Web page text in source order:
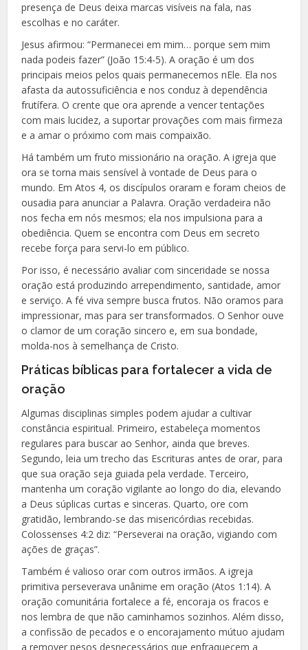
presença de Deus deixa marcas visíveis na fala, nas
escolhas e no caráter.
Jesus afirmou: “Permanecei em mim… porque sem mim
nada podeis fazer” (João 15:4-5). A oração é um dos
principais meios pelos quais permanecemos nEle. Ela nos
afasta da autossuficiência e nos conduz à dependência
frutífera. O crente que ora aprende a vencer tentações
com mais lucidez, a suportar provações com mais firmeza
e a amar o próximo com mais compaixão.
Há também um fruto missionário na oração. A igreja que
ora se torna mais sensível à vontade de Deus para o
mundo. Em Atos 4, os discípulos oraram e foram cheios de
ousadia para anunciar a Palavra. Oração verdadeira não
nos fecha em nós mesmos; ela nos impulsiona para a
obediência. Quem se encontra com Deus em secreto
recebe força para servi-lo em público.
Por isso, é necessário avaliar com sinceridade se nossa
oração está produzindo arrependimento, santidade, amor
e serviço. A fé viva sempre busca frutos. Não oramos para
impressionar, mas para ser transformados. O Senhor ouve
o clamor de um coração sincero e, em sua bondade,
molda-nos à semelhança de Cristo.
Práticas bíblicas para fortalecer a vida de
oração
Algumas disciplinas simples podem ajudar a cultivar
constância espiritual. Primeiro, estabeleça momentos
regulares para buscar ao Senhor, ainda que breves.
Segundo, leia um trecho das Escrituras antes de orar, para
que sua oração seja guiada pela verdade. Terceiro,
mantenha um coração vigilante ao longo do dia, elevando
a Deus súplicas curtas e sinceras. Quarto, ore com
gratidão, lembrando-se das misericórdias recebidas.
Colossenses 4:2 diz: “Perseverai na oração, vigiando com
ações de graças”.
Também é valioso orar com outros irmãos. A igreja
primitiva perseverava unânime em oração (Atos 1:14). A
oração comunitária fortalece a fé, encoraja os fracos e
nos lembra de que não caminhamos sozinhos. Além disso,
a confissão de pecados e o encorajamento mútuo ajudam
a remover pesos desnecessários que enfraquecem a